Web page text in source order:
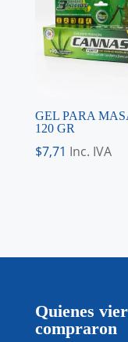
GEL PARA
120 GR
$7,71 Inc. IVA
Quienes
compraron